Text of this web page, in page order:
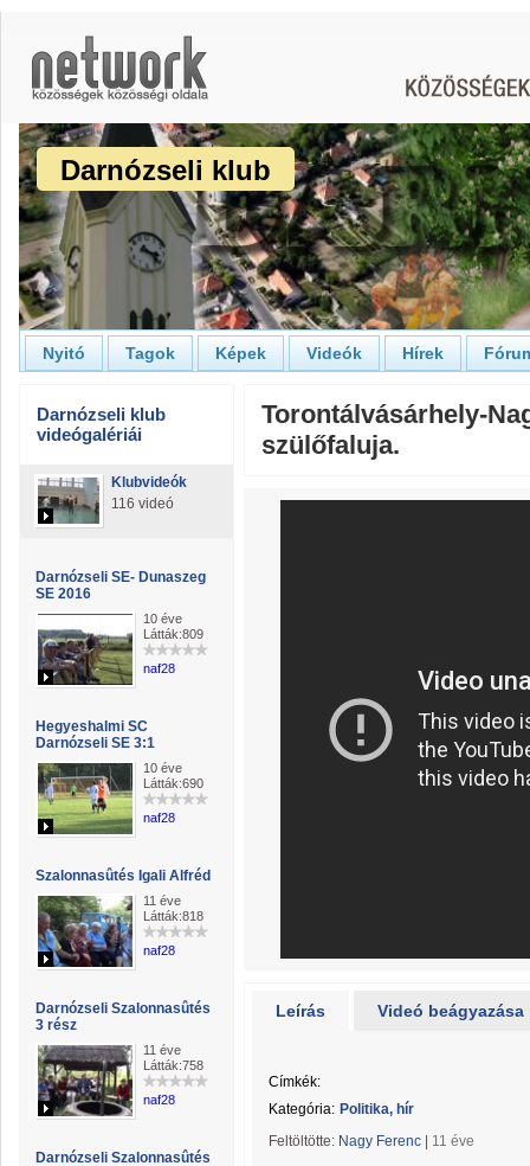
Darnózseli klub
Nyitó Tagok Képek Videók Hírek
Darnózseli klub
videógalériái
Klubvideók
116 videó
Darnózseli SE- Dunaszeg
SE 2016
10 éve
Látták:809
naf28
Hegyeshalmi SC
Darnózseli SE 3:1
10 éve
Látták:690
naf28
Szalonnasûtés Igali Alfréd
11 éve
Látták:818
naf28
Darnózseli Szalonnasûtés
3 rész
11 éve
Látták:758
naf28
Darnózseli Szalonnasûtés
Torontálvásárhely-
szülőfaluja.
Leírás Videó beágyazása
Címkék:
Kategória: Politika, hír
Feltöltötte: Nagy Ferenc
11 éve